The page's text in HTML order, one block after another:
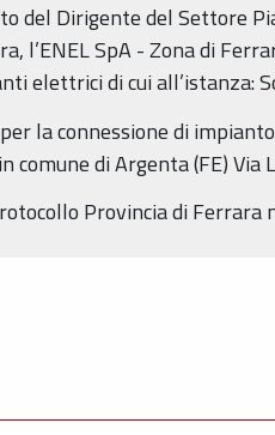
del Dirigente del Settore
l’ENEL SpA - Zona di
elettrici di cui all’istanza:
la connessione di
comune di Argenta (FE) Via
Provincia di